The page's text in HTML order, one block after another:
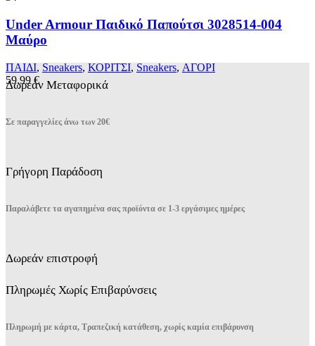
πολλαπλές
παραλλαγές.
Οι
μπορούν
να
σελίδα
Under Armour Παιδικό Παπούτσι 3028514-004
Μαύρο
ΠΑΙΔΙ, Sneakers, ΚΟΡΙΤΣΙ, Sneakers, ΑΓΟΡΙ
59,99 €
Δωρεάν Μεταφορικά
Σε παραγγελίες άνω των 20€
Γρήγορη Παράδοση
Παραλάβετε τα αγαπημένα σας προϊόντα σε 1-3 εργάσιμες ημέρες
Δωρεάν επιστροφή
Πληρωμές Χωρίς Επιβαρύνσεις
Πληρωμή με κάρτα, Τραπεζική κατάθεση, χωρίς καμία επιβάρυνση